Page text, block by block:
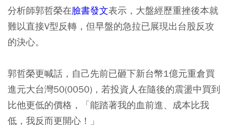
分析師郭哲榮在臉書發文表示，大盤經歷重挫後本就
難以直接V型反轉，但早盤的急拉已展現出台股反攻
的決心。
郭哲榮更喊話，自己先前已砸下新台幣1億元重倉買
進元大台灣50(0050)，若投資人在隨後的震盪中買到
比他更低的價格，「能踏著我的血前進、成本比我
低，我反而更開心！」